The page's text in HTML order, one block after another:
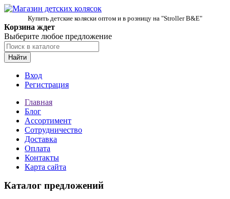
Купить детские коляски оптом и в розницу на "Stroller B&E"
Корзина ждет
Выберите любое предложение
Найти
Вход
Регистрация
Главная
Блог
Ассортимент
Сотрудничество
Доставка
Оплата
Контакты
Карта сайта
Каталог предложений